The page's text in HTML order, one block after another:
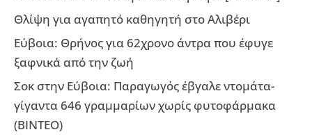
Θλίψη για αγαπητό καθηγητή στο Αλιβέρι
Εύβοια: Θρήνος για 62χρονο άντρα που έφυγε
ξαφνικά από την ζωή
Σοκ στην Εύβοια: Παραγωγός έβγαλε ντομάτα-
γίγαντα 646 γραμμαρίων χωρίς φυτοφάρμακα
(ΒΙΝΤΕΟ)